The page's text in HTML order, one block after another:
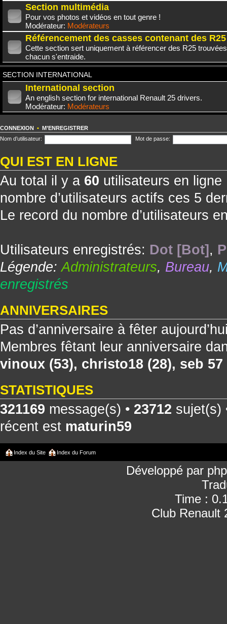
Section multimédia
Pour vos photos et vidéos en tout genre !
Modérateur: Modérateurs
Référencement des casses contenant des R25
Cette section sert uniquement à référencer des R25
chacun s'entraide.
SECTION INTERNATIONAL
International section
An english section for international Renault 25 drivers.
Modérateur: Modérateurs
CONNEXION • M’ENREGISTRER
Nom d’utilisateur:
Mot de passe:
QUI EST EN LIGNE
Au total il y a 60 utilisateurs en
nombre d’utilisateurs actifs ces 5
Le record du nombre d’utilisateurs
Utilisateurs enregistrés: Dot [Bot] ,
Légende:Administrateurs, Bureau,
enregistrés
ANNIVERSAIRES
Pas d’anniversaire à fêter
Membres fêtant leur anniversaire
vinoux (53), christo18 (28), seb 57
STATISTIQUES
321169 message(s) • 23712 sujet(s)
récent est maturin59
Index du Site Index du Forum
Développé par
Time :
Club Renault